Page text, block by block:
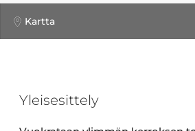
Kartta
Yleisesittely